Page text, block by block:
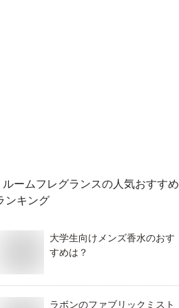
ルームフレグランスの人気おすすめ
ンキング
大学生向けメンズ香水のおす
すめは？
ラボンのファブリックミスト